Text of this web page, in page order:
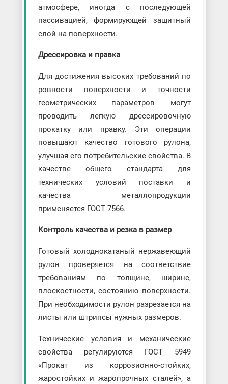
атмосфере, иногда с последующей
пассивацией, формирующей защитный
слой на поверхности.
Дрессировка и правка
Для достижения высоких требований по
ровности поверхности и точности
геометрических параметров могут
проводить легкую дрессировочную
прокатку или правку. Эти операции
повышают качество готового рулона,
улучшая его потребительские свойства. В
качестве общего стандарта для
технических условий поставки и
качества металлопродукции
применяется ГОСТ 7566.
Контроль качества и резка в размер
Готовый холоднокатаный нержавеющий
рулон проверяется на соответствие
требованиям по толщине, ширине,
плоскостности, состоянию поверхности.
При необходимости рулон разрезается на
листы или штрипсы нужных размеров.
Технические условия и механические
свойства регулируются ГОСТ 5949
«Прокат из коррозионно-стойких,
жаростойких и жаропрочных сталей», а